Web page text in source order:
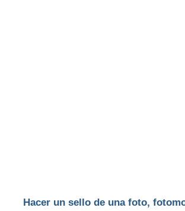
Hacer un sello de una foto,